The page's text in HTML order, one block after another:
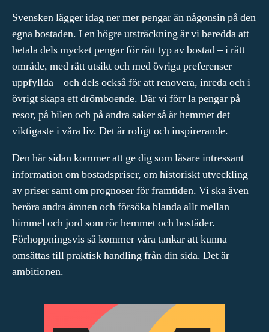
Svensken lägger idag ner mer pengar än någonsin på den
egna bostaden. I en högre utsträckning är vi beredda att
betala dels mycket pengar för rätt typ av bostad – i rätt
område, med rätt utsikt och med övriga preferenser
uppfyllda – och dels också för att renovera, inreda och i
övrigt skapa ett drömboende. Där vi förr la pengar på
resor, på bilen och på andra saker så är hemmet det
viktigaste i våra liv. Det är roligt och inspirerande.
Den här sidan kommer att ge dig som läsare intressant
information om bostadspriser, om historiskt utveckling
av priser samt om prognoser för framtiden. Vi ska även
beröra andra ämnen och försöka blanda allt mellan
himmel och jord som rör hemmet och bostäder.
Förhoppningsvis så kommer våra tankar att kunna
omsättas till praktisk handling från din sida. Det är
ambitionen.